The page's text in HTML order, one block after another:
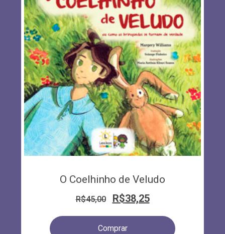
O Coelhinho de Veludo
R$45,00 R$38,25
Comprar